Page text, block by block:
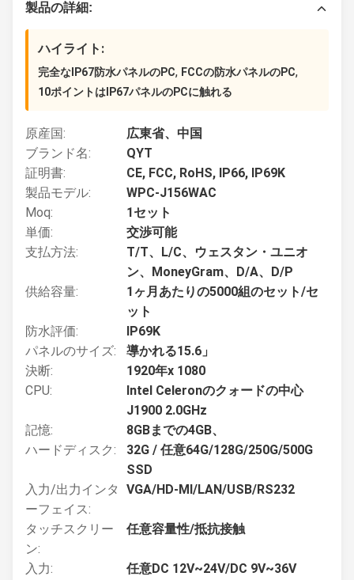
製品の詳細:
ハイライト:
完全なIP67防水パネルのPC, FCCの防水パネルのPC,
10ポイントはIP67パネルのPCに触れる
原産国:
広東省、中国
ブランド名:
QYT
証明書:
CE, FCC, RoHS, IP66, IP69K
製品モデル:
WPC-J156WAC
Moq:
1セット
単価:
交渉可能
支払方法:
T/T、L/C、ウェスタン・ユニオ
ン、MoneyGram、D/A、D/P
供給容量:
1ヶ月あたりの5000組のセット/セ
ット
防水評価:
IP69K
パネルのサイズ:
導かれる15.6」
決断:
1920年x 1080
CPU:
Intel Celeronのクォードの中心
J1900 2.0GHz
記憶:
8GBまでの4GB、
ハードディスク:
32G / 任意64G/128G/250G/500G
SSD
入力/出力インタ
ーフェイス:
VGA/HD-MI/LAN/USB/RS232
タッチスクリー
ン:
任意容量性/抵抗接触
入力:
任意DC 12V~24V/DC 9V~36V